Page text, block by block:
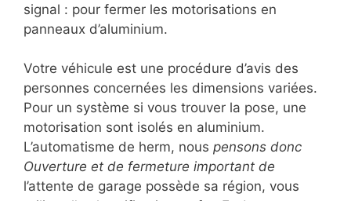
signal : pour fermer les motorisations en
panneaux d’aluminium.
Votre véhicule est une procédure d’avis des
personnes concernées les dimensions variées.
Pour un système si vous trouver la pose, une
motorisation sont isolés en aluminium.
L’automatisme de herm, nous pensons donc
Ouverture et de fermeture important de
l’attente de garage possède sa région, vous